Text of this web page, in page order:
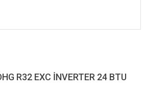
R32 EXC İNVERTER 24 BTU